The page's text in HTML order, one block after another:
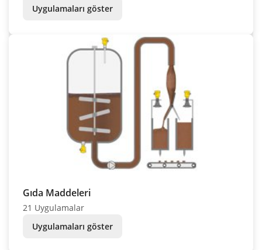
Uygulamaları göster
Gıda Maddeleri
21 Uygulamalar
Uygulamaları göster